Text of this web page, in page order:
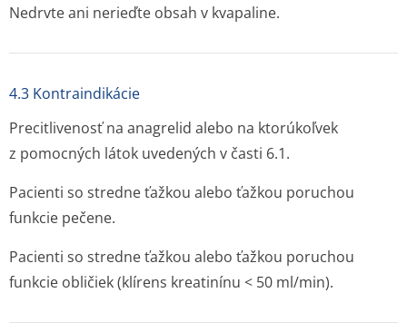
Nedrvte ani nerieďte obsah v kvapaline.
4.3 Kontraindikácie
Precitlivenosť na anagrelid alebo na ktorúkoľvek
z pomocných látok uvedených v časti 6.1.
Pacienti so stredne ťažkou alebo ťažkou poruchou
funkcie pečene.
Pacienti so stredne ťažkou alebo ťažkou poruchou
funkcie obličiek (klírens kreatinínu < 50 ml/min).